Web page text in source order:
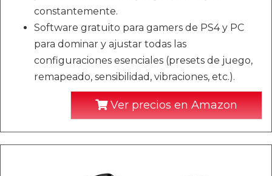
constantemente.
Software gratuito para gamers de PS4 y PC
para dominar y ajustar todas las
configuraciones esenciales (presets de juego,
remapeado, sensibilidad, vibraciones, etc.).
Ver precios en Amazon